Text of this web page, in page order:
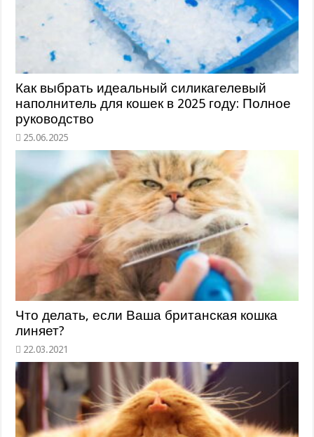
Как выбрать идеальный силикагелевый
наполнитель для кошек в 2025 году: Полное
руководство
Что делать, если Ваша британская кошка
линяет?